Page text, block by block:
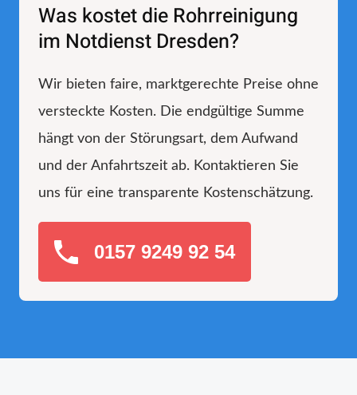
Was kostet die Rohrreinigung
im Notdienst Dresden?
Wir bieten faire, marktgerechte Preise ohne
versteckte Kosten. Die endgültige Summe
hängt von der Störungsart, dem Aufwand
und der Anfahrtszeit ab. Kontaktieren Sie
uns für eine transparente Kostenschätzung.
0157 9249 92 54